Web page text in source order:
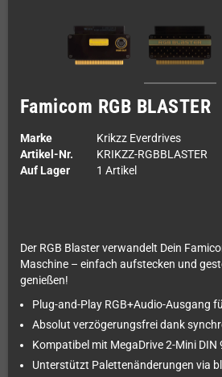
Famicom RGB BLASTER
Marke
Krikzz Everdrives
Artikel-Nr.
KRIKZZ-RGBBLASTER
Auf Lager
1 Artikel
Der RGB Blaster verwandelt Dein
Maschine – einfach aufstecken und
genießen!
Plug-and-Play RGB+Audio-Ausgang
Absolut verzögerungsfrei dank
Kompatibel mit MegaDrive 2-Mini DIN
Unterstützt Palettenänderungen via